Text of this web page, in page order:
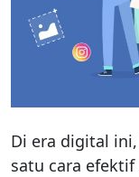
Di era digital
satu cara